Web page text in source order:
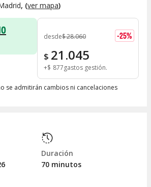
, (ver mapa)
desde$28.060 -25%
$ 21.045
+$ 877gastos gestión
se admitirán cambios ni cancelaciones
Duración
70 minutos